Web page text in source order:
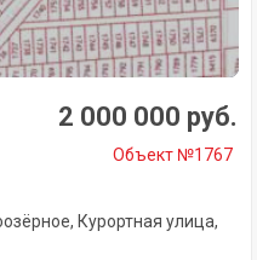
2 000 000 руб.
Объект №1767
Курортная улица,